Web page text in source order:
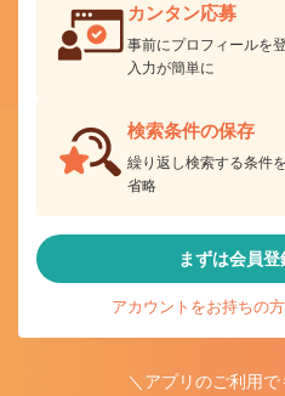
カンタン応募
事前にプロフィールを
入力が簡単に
検索条件の保存
繰り返し検索する条件
省略
まずは会員登
アカウントをお持ちの
＼アプリのご利用